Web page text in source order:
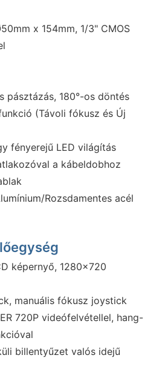
x 154mm, 1/3" CMOS
pásztázás, 180°-os döntés
(Távoli fókusz és Új
fényerejű LED világítás
a kábeldobhoz
Rozsdamentes acél
képernyő, 1280x720
manuális fókusz joystick
720P videófelvétellel, hang-
billentyűzet valós idejű